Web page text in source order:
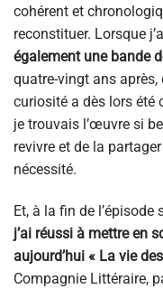
cohérent et
reconstituer. Lorsque
également une bande
quatre-vingt ans
curiosité a dès lors été
je trouvais l’œuvre si
revivre et de la
nécessité.
Et, à la fin de
j’ai réussi à mettre en
aujourd’hui « La vie
Compagnie Littéraire,